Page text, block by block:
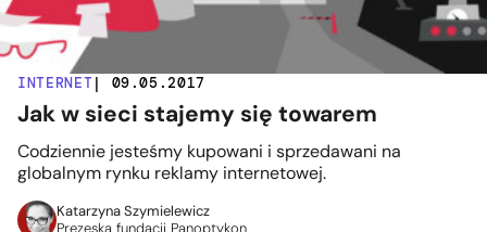
INTERNET | 09.05.2017
Jak w sieci stajemy się towarem
Codziennie jesteśmy kupowani i sprzedawani na
globalnym rynku reklamy internetowej.
Katarzyna Szymielewicz